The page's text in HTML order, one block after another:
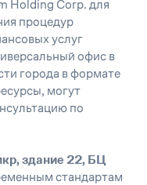
Holding Corp. для
процедур
услуг
офис в
города в формате
могут
по
здание 22, БЦ
стандартам